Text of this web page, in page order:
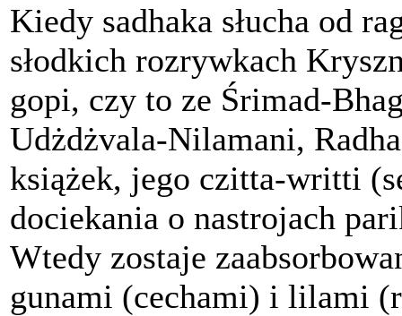
Kiedy sadhaka słucha od
słodkich rozrywkach
gopi, czy to ze Śrimad-
Udżdżvala-Nilamani,
książek, jego czitta-writti
dociekania o nastrojach
Wtedy zostaje
gunami (cechami) i lilami